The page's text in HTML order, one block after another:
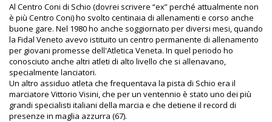
Al Centro Coni di Schio (dovrei scrivere “ex” perché attualmente non
è più Centro Coni) ho svolto centinaia di allenamenti e corso anche
buone gare. Nel 1980 ho anche soggiornato per diversi mesi, quando
la Fidal Veneto avevo istituito un centro permanente di allenamento
per giovani promesse dell'Atletica Veneta. In quel periodo ho
conosciuto anche altri atleti di alto livello che si allenavano,
specialmente lanciatori.
Un altro assiduo atleta che frequentava la pista di Schio era il
marciatore Vittorio Visini, che per un ventennio è stato uno dei più
grandi specialisti italiani della marcia e che detiene il record di
presenze in maglia azzurra (67).